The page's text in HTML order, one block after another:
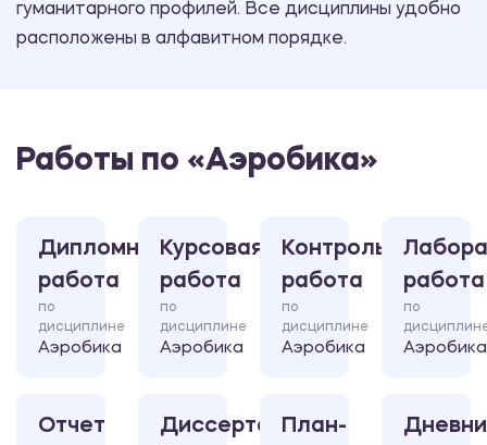
гуманитарного профилей. Все дисциплины удобно
расположены в алфавитном порядке.
Работы по «Аэробика»
Дипломная
работа
по
дисциплине
Аэробика
Курсовая
работа
по
дисциплине
Аэробика
Контрольная
работа
по
дисциплине
Аэробика
работа
по
Аэробика
Отчет
ДиссертацияПлан-